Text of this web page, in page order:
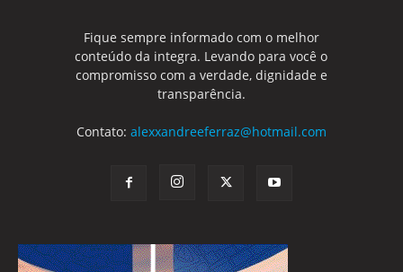
Fique sempre informado com o melhor
conteúdo da integra. Levando para você o
compromisso com a verdade, dignidade e
transparência.
Contato: alexxandreeferraz@hotmail.com